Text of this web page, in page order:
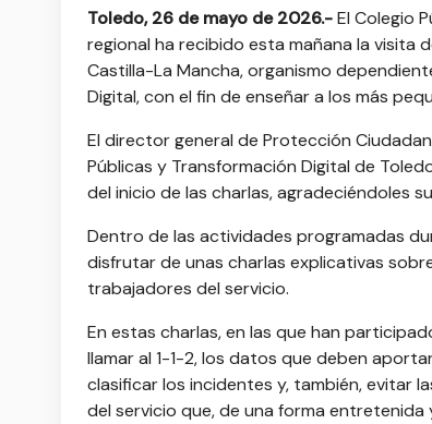
Toledo, 26 de mayo de 2026.-El Colegio
regional ha recibido esta mañana la visita
Castilla-La Mancha, organismo
Digital, con el fin de enseñar a los más
El director general de Protección
Públicas y Transformación Digital de
del inicio de las charlas, agradeciéndoles
Dentro de las actividades programadas
disfrutar de unas charlas explicativas
trabajadores del servicio.
En estas charlas, en las que han
llamar al 1-1-2, los datos que deben
clasificar los incidentes y, también, evitar
del servicio que, de una forma